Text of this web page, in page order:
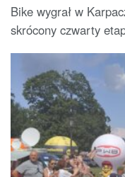
Bike wygrał w
skrócony czwarty